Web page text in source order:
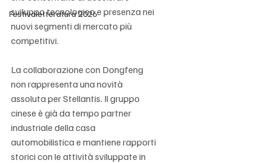
Festivaletteratura 2026
sviluppo tecnologico e presenza nei
nuovi segmenti di mercato più
competitivi.
La collaborazione con Dongfeng
non rappresenta una novità
assoluta per Stellantis. Il gruppo
cinese è già da tempo partner
industriale della casa
automobilistica e mantiene rapporti
storici con le attività sviluppate in